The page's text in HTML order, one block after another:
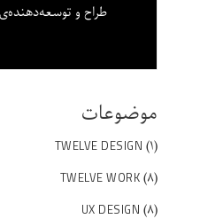
طراح و توسعه‌دهنده‌ی
موضوعات
TWELVE DESIGN (۱)
TWELVE WORK (۸)
UX DESIGN (۸)